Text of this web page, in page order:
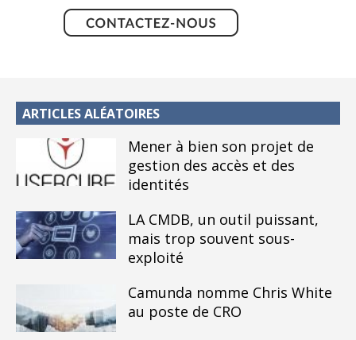
ARTICLES ALÉATOIRES
Mener à bien son projet de
gestion des accès et des
identités
LA CMDB, un outil puissant,
mais trop souvent sous-
exploité
Camunda nomme Chris White
au poste de CRO